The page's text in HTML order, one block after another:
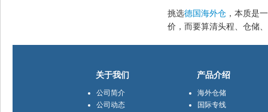
挑选德国海外仓 ，本质是
价，而要算清头程、仓储
关于我们
公司简介
公司动态
产品介绍
海外仓储
国际专线